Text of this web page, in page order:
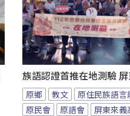
族語認證首推在地測驗
原鄉 教文
原住民族語
原民會
原語會 屏東來義